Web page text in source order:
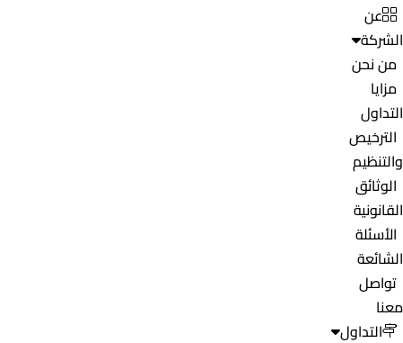
عن
الشركة
من نحن
مزايا
التداول
الترخيص
والتنظيم
الوثائق
القانونية
الأسئلة
الشائعة
تواصل
معنا
التداول